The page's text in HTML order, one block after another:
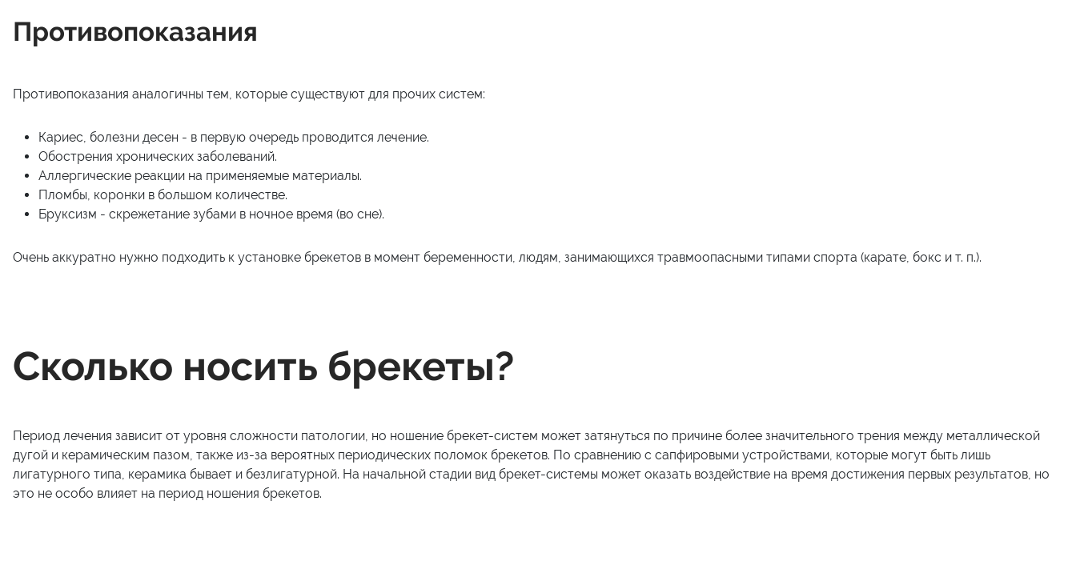
Противопоказания
Противопоказания аналогичны тем, которые существуют для прочих систем:
Кариес, болезни десен - в первую очередь проводится лечение.
Обострения хронических заболеваний.
Аллергические реакции на применяемые материалы.
Пломбы, коронки в большом количестве.
Бруксизм - скрежетание зубами в ночное время (во сне).
Очень аккуратно нужно подходить к установке брекетов в момент беременности, людям, занимающихся травмоопасными типами спорта (карате, бокс и т. п.).
Сколько носить брекеты?
Период лечения зависит от уровня сложности патологии, но ношение брекет-систем может затянуться по причине более значительного трения между металлической
дугой и керамическим пазом, также из-за вероятных периодических поломок брекетов. По сравнению с сапфировыми устройствами, которые могут быть лишь
лигатурного типа, керамика бывает и безлигатурной. На начальной стадии вид брекет-системы может оказать воздействие на время достижения первых результатов, но
это не особо влияет на период ношения брекетов.